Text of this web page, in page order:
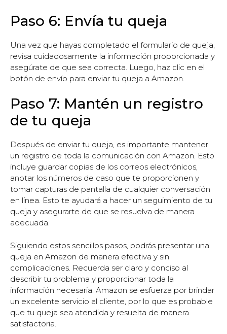
Paso 6: Envía tu queja
Una vez que hayas completado el formulario de queja,
revisa cuidadosamente la información proporcionada y
asegúrate de que sea correcta. Luego, haz clic en el
botón de envío para enviar tu queja a Amazon.
Paso 7: Mantén un registro
de tu queja
Después de enviar tu queja, es importante mantener
un registro de toda la comunicación con Amazon. Esto
incluye guardar copias de los correos electrónicos,
anotar los números de caso que te proporcionen y
tomar capturas de pantalla de cualquier conversación
en línea. Esto te ayudará a hacer un seguimiento de tu
queja y asegurarte de que se resuelva de manera
adecuada.
Siguiendo estos sencillos pasos, podrás presentar una
queja en Amazon de manera efectiva y sin
complicaciones. Recuerda ser claro y conciso al
describir tu problema y proporcionar toda la
información necesaria. Amazon se esfuerza por brindar
un excelente servicio al cliente, por lo que es probable
que tu queja sea atendida y resuelta de manera
satisfactoria.